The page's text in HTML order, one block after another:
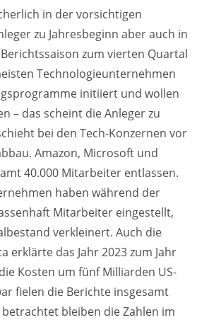
in der vorsichtigen
zu Jahresbeginn aber auch in
zum vierten Quartal
Technologieunternehmen
initiiert und wollen
– das scheint die Anleger zu
bei den Tech-Konzernen vor
Amazon, Microsoft und
40.000 Mitarbeiter entlassen.
haben während der
Mitarbeiter eingestellt,
verkleinert. Auch die
erklärte das Jahr 2023 zum Jahr
Kosten um fünf Milliarden US-
fielen die Berichte insgesamt
bleiben die Zahlen im